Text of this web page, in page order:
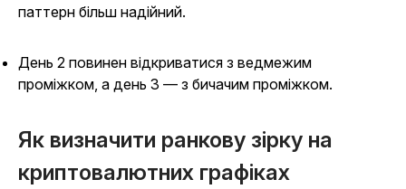
паттерн більш надійний.
День 2 повинен відкриватися з ведмежим
проміжком, а день 3 — з бичачим проміжком.
Як визначити ранкову зірку на
криптовалютних графіках